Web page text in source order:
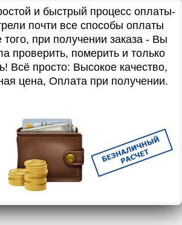
и быстрый процесс оплаты-
почти все способы оплаты
того, при получении заказа - Вы
проверить, померить и только
Всё просто: Высокое качество,
цена, Оплата при получении.